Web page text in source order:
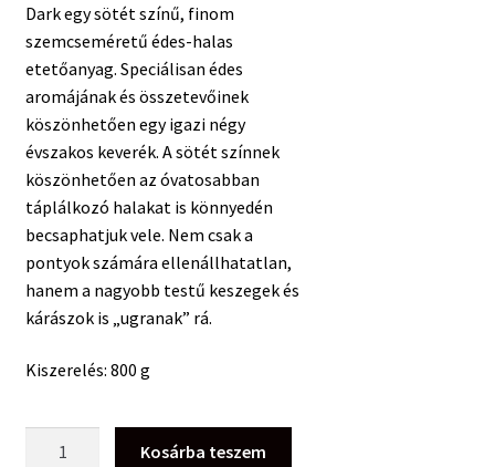
Dark egy sötét színű, finom
szemcseméretű édes-halas
etetőanyag. Speciálisan édes
aromájának és összetevőinek
köszönhetően egy igazi négy
évszakos keverék. A sötét színnek
köszönhetően az óvatosabban
táplálkozó halakat is könnyedén
becsaphatjuk vele. Nem csak a
pontyok számára ellenállhatatlan,
hanem a nagyobb testű keszegek és
kárászok is „ugranak” rá.
Kiszerelés: 800 g
Kosárba teszem